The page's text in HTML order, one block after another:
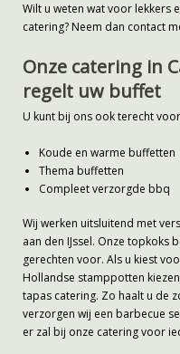
Wilt u weten wat voor lekkers
catering? Neem dan contact
Onze catering in
regelt uw buffet
U kunt bij ons ook terecht
Koude en warme buffetten
Thema buffetten
Compleet verzorgde bbq
Wij werken uitsluitend met
aan den IJssel. Onze topkoks
gerechten voor. Als u kiest
Hollandse stamppotten
tapas catering. Zo haalt u de
verzorgen wij een barbecue
er zal bij onze catering voor